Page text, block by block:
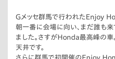
Gメッセ群馬で行われたEnjoy
朝一番に会場に向い、まだ誰も
ました。さすがHonda最高峰の車
天井です。
さらに群馬で初開催のEnjoy